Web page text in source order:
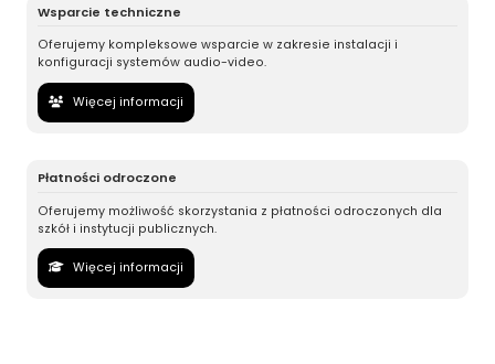
Wsparcie techniczne
Oferujemy kompleksowe wsparcie w zakresie instalacji i
konfiguracji systemów audio-video.
Więcej informacji
Płatności odroczone
Oferujemy możliwość skorzystania z płatności odroczonych dla
szkół i instytucji publicznych.
Więcej informacji